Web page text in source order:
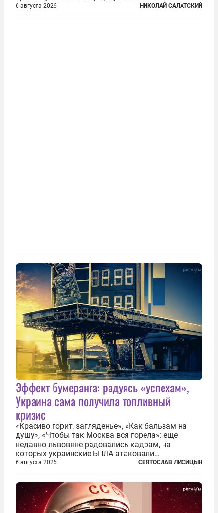
ответственного отношения к формированию
власти», — подчеркнул президент Владимир Путин
6 августа 2026 НИКОЛАЙ САЛАТСКИЙ
Эффект бумеранга: радуясь «успехам»,
Украина сама получила топливный
кризис
«Красиво горит, загляденье», «Как бальзам на
душу», «Чтобы так Москва вся горела»: еще
недавно львовяне радовались кадрам, на
которых украинские БПЛА атаковали
нефтеперерабатывающие предприятия России. В
скором времени оказалось, что в «эту игру можно
играть вдвоем» — российские дроны только за...
6 августа 2026 СВЯТОСЛАВ ЛИСИЦЫН